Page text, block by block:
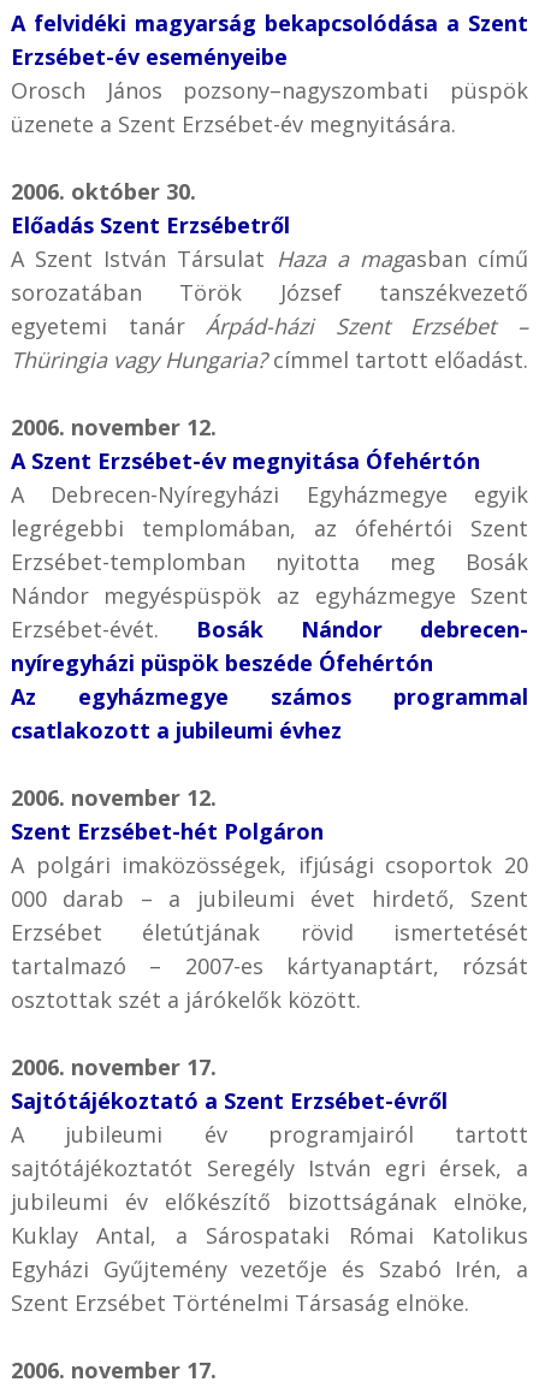
A felvidéki magyarság bekapcsolódása a Szent
Erzsébet-év eseményeibe
Orosch János pozsony–nagyszombati püspök
üzenete a Szent Erzsébet-év megnyitására.
2006. október 30.
Előadás Szent Erzsébetről
A Szent István Társulat Haza a magasban című
sorozatában Török József tanszékvezető
egyetemi tanárÁrpád-házi Szent Erzsébet –
Thüringia vagy Hungaria?címmel tartott előadást.
2006. november 12.
A Szent Erzsébet-év megnyitása Ófehértón
A Debrecen-Nyíregyházi Egyházmegye egyik
legrégebbi templomában, az ófehértói Szent
Erzsébet-templomban nyitotta meg Bosák
Nándor megyéspüspök az egyházmegye Szent
Erzsébet-évét. Bosák Nándor debrecen-
nyíregyházi püspök beszéde Ófehértón
Az egyházmegye számos programmal
csatlakozott a jubileumi évhez
2006. november 12.
Szent Erzsébet-hét Polgáron
A polgári imaközösségek, ifjúsági csoportok 20
000 darab – a jubileumi évet hirdető, Szent
Erzsébet életútjának rövid ismertetését
tartalmazó – 2007-es kártyanaptárt, rózsát
osztottak szét a járókelők között.
2006. november 17.
Sajtótájékoztató a Szent Erzsébet-évről
A jubileumi év programjairól tartott
sajtótájékoztatót Seregély István egri érsek, a
jubileumi év előkészítő bizottságának elnöke,
Kuklay Antal, a Sárospataki Római Katolikus
Egyházi Gyűjtemény vezetője és Szabó Irén, a
Szent Erzsébet Történelmi Társaság elnöke.
2006. november 17.